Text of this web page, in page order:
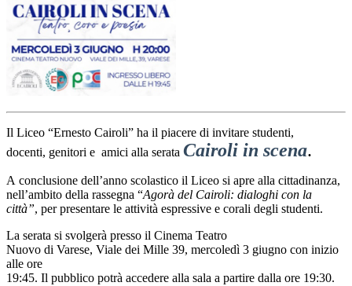
Il Liceo “Ernesto Cairoli” ha il piacere di invitare studenti,
docenti, genitori e amici alla serata Cairoli in scena.
A conclusione dell’anno scolastico il Liceo si apre alla cittadinanza,
nell’ambito della rassegna “Agorà del Cairoli: dialoghi con la
città”, per presentare le attività espressive e corali degli studenti.
La serata si svolgerà presso il Cinema Teatro
Nuovo di Varese, Viale dei Mille 39, mercoledì 3 giugno con inizio
alle ore
19:45. Il pubblico potrà accedere alla sala a partire dalla ore 19:30.